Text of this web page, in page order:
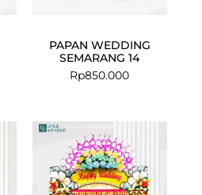
PAPAN WEDDING
SEMARANG 14
Rp850.000